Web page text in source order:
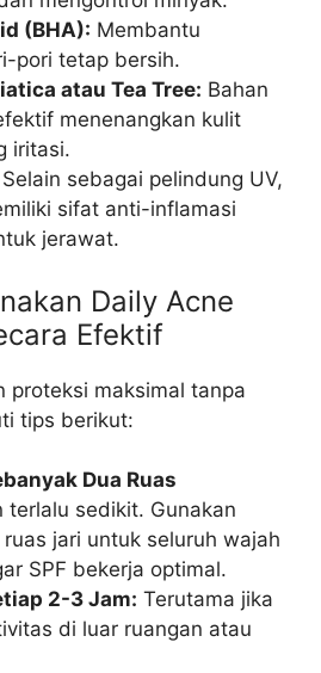
(BHA): Membantu
pori tetap bersih.
atau Tea Tree: Bahan
menenangkan kulit
iritasi.
Selain sebagai pelindung UV,
sifat anti-inflamasi
jerawat.
Daily Acne
Efektif
proteksi maksimal tanpa
tips berikut:
Dua Ruas
terlalu sedikit. Gunakan
jari untuk seluruh wajah
SPF bekerja optimal.
2-3 Jam: Terutama jika
di luar ruangan atau